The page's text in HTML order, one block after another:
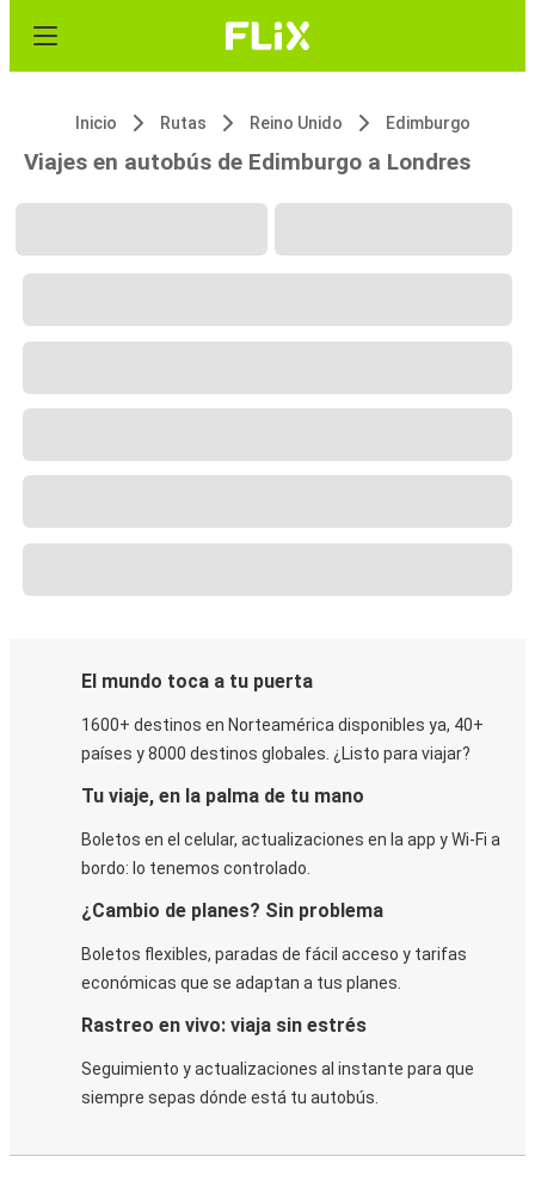
Inicio Rutas Reino Unido Edimburgo
Viajes en autobús de Edimburgo a Londres
El mundo toca a tu puerta
1600+ destinos en Norteamérica disponibles ya, 40+
países y 8000 destinos globales. ¿Listo para viajar?
Tu viaje, en la palma de tu mano
Boletos en el celular, actualizaciones en la app y Wi-Fi a
bordo: lo tenemos controlado.
¿Cambio de planes? Sin problema
Boletos flexibles, paradas de fácil acceso y tarifas
económicas que se adaptan a tus planes.
Rastreo en vivo: viaja sin estrés
Seguimiento y actualizaciones al instante para que
siempre sepas dónde está tu autobús.